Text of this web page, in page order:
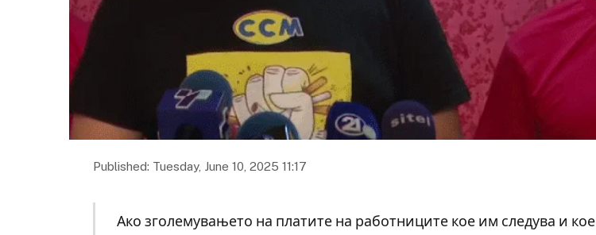
Published: Tuesday, June 10, 2025 11:17
Ако зголемувањето на платите на работниците кое им следува и кое